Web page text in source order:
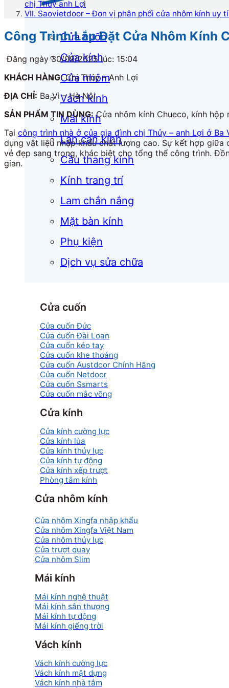
Cửa cuốn
Cửa kính
Cửa nhôm
Vách kính
Mái kính
Lan can kính
Cầu thang kính
Kính trang trí
Lam chắn nắng
Mặt bàn kính
Phụ kiện
Dịch vụ sửa chữa
Cửa cuốn
Cửa cuốn Đức
Cửa cuốn Đài Loan
Cửa cuốn kéo tay
Cửa cuốn khe thoáng
Cửa cuốn Austdoor Chính Hãng
Cửa cuốn Netdoor
Cửa cuốn Ssmarts
Cửa cuốn mắc võng
Cửa kính
Cửa kính cường lực
Cửa kính lùa
Cửa kính thủy lực
Cửa kính tự động
Cửa kính xếp trượt
Phòng tắm kính
Cửa nhôm kính
Cửa nhôm Xingfa nhập khẩu
Cửa nhôm Xingfa Việt Nam
Cửa nhôm thủy lực
Cửa trượt quay
Cửa nhôm Slim
Mái kính
Mái kính nghệ thuật
Mái kính sân thượng
Mái kính tự động
Mái kính giếng trời
Vách kính
Vách kính cường lực
Vách kính mặt dựng
Vách kính nhà tắm
chị Thuỷ anh Lợi
VII. Saovietdoor – Đơn vị phân phối cửa nhôm kính uy
Công Trình Lắp Đặt Cửa Nhôm Kính
Đăng ngày 30/09/2025 lúc: 15:04
KHÁCH HÀNG:Chị Thủy – Anh Lợi
ĐỊA CHỈ: Ba Vì – Hà Nội
SẢN PHẨM TIN DÙNG: Cửa nhôm kính Chueco, kính
Tại công trình nhà ở của gia đình chị Thủy – anh Lợi ở Ba
dụng vật liệu nhập khẩu chất lượng cao. Sự kết hợp
vẻ đẹp sang trọng, khác biệt cho tổng thể công trình.
gian.